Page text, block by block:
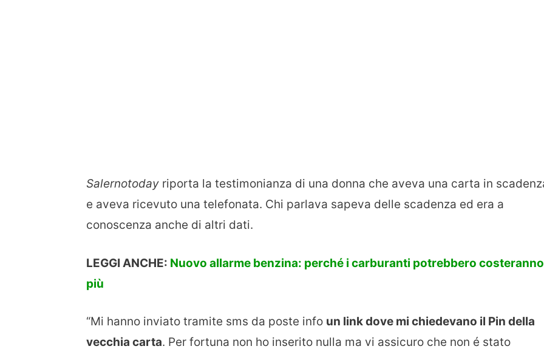
Salernotoday riporta la testimonianza di una donna che aveva una carta in
e aveva ricevuto una telefonata. Chi parlava sapeva delle scadenza ed era a
conoscenza anche di altri dati.
LEGGI ANCHE: Nuovo allarme benzina: perché i carburanti potrebbero
più
“Mi hanno inviato tramite sms da poste info un link dove mi chiedevano il Pin della
vecchia carta. Per fortuna non ho inserito nulla ma vi assicuro che non é stato